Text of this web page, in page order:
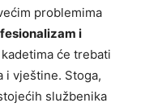
problemima
i
će trebati
i vještine. Stoga,
službenika